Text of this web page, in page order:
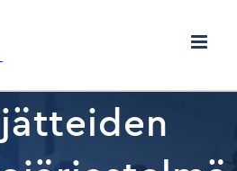
jätteiden